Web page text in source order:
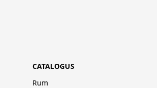
CATALOGUS
Rum